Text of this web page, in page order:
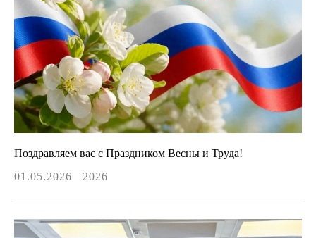
Поздравляем вас с Праздником Весны и Труда!
01.05.2026
2026